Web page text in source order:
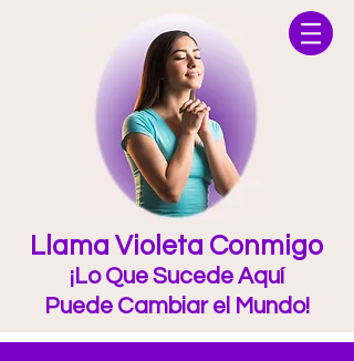
Llama Violeta Conmigo
¡Lo Que Sucede Aquí
Puede Cambiar el Mundo!